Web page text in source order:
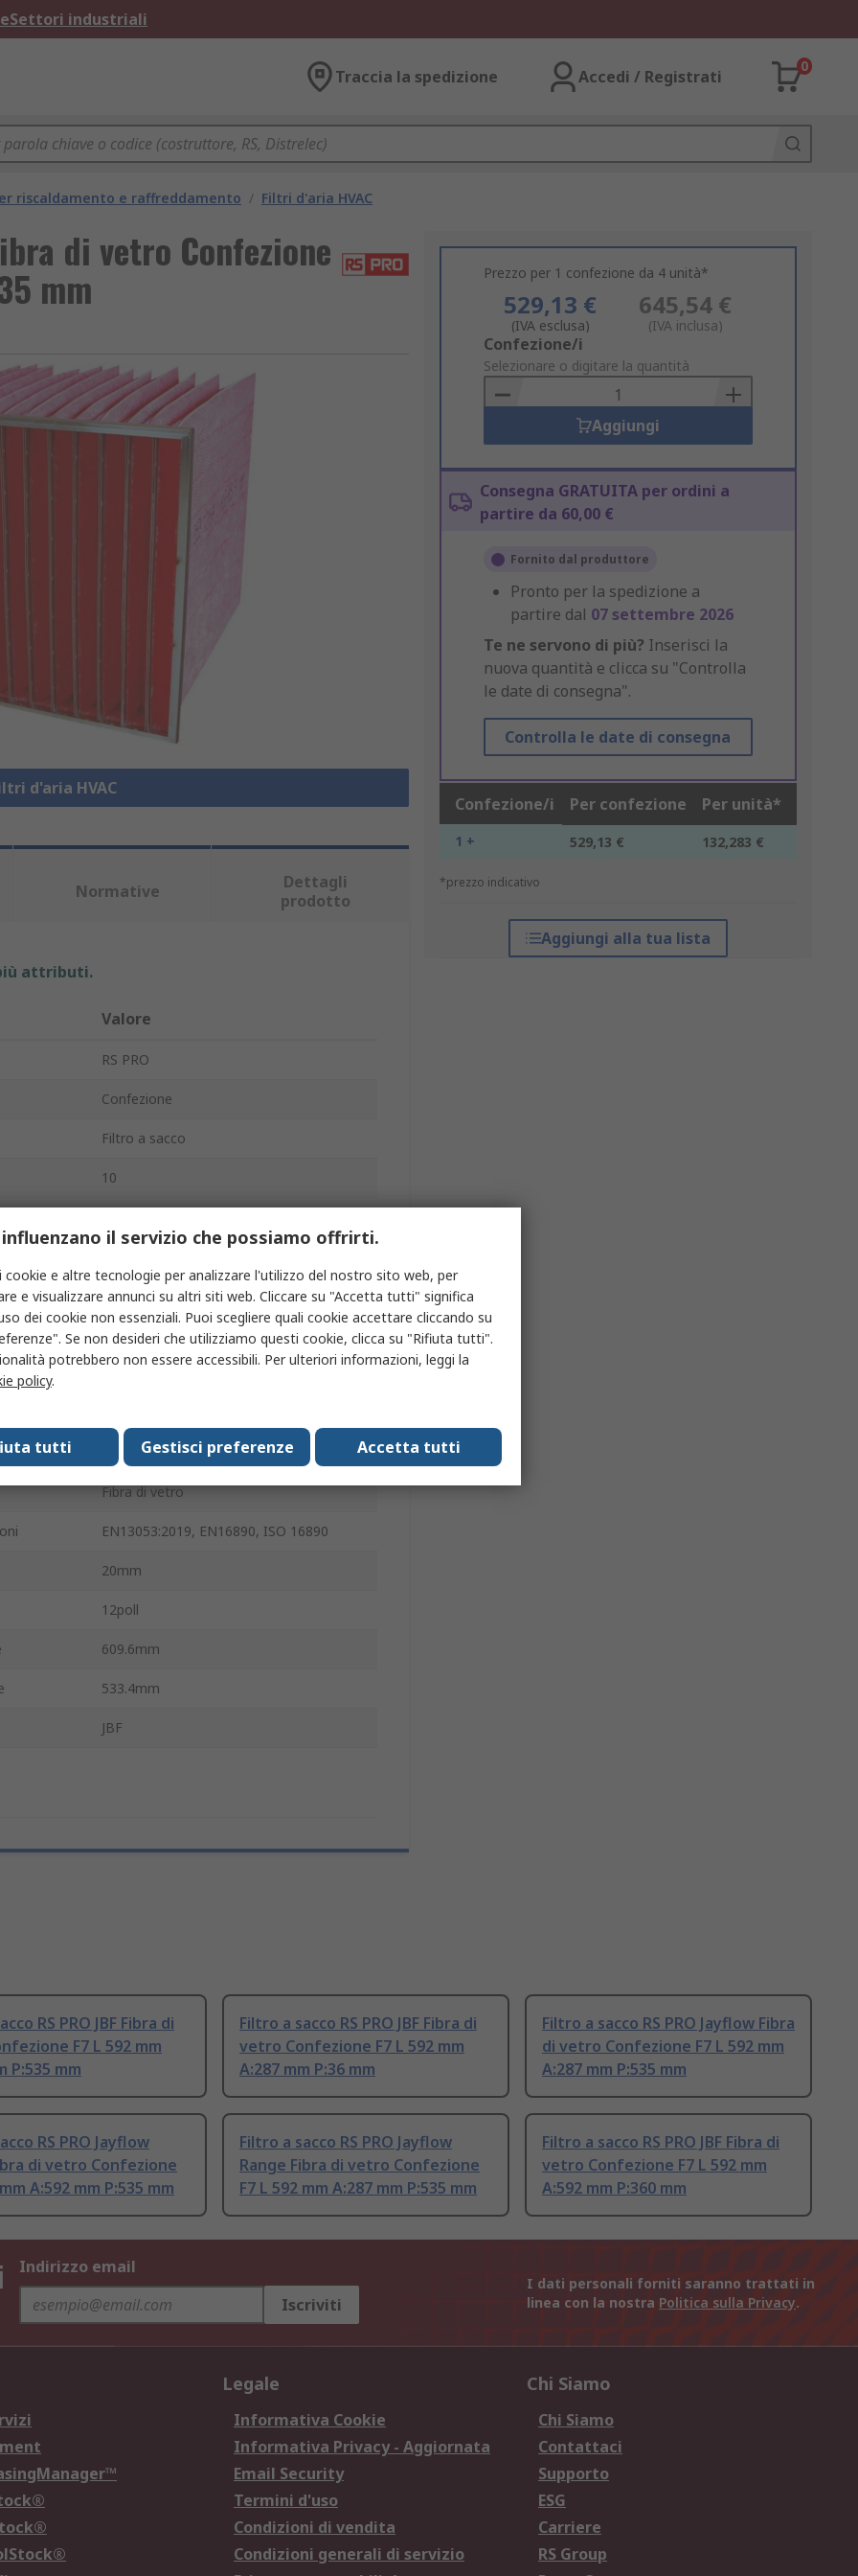
Settori industriali
Traccia la spedizione Accedi / Registrati
0
riscaldamento e raffreddamento / Filtri d'aria HVAC
di vetro Confezione
mm
d'aria HVAC
Prezzo per 1 confezione da 4 unità*
529,13 €
(IVA esclusa)
645,54 €
(IVA inclusa)
Add
to
Basket
Confezione/i
Selezionare o digitare la quantità
Aggiungi
Consegna GRATUITA per ordini a
partire da 60,00 €
Fornito dal produttore
Pronto per la spedizione a
partire dal 07 settembre 2026
Te ne servono di più? Inserisci la
nuova quantità e clicca su "Controlla
le date di consegna".
Controlla le date di consegna
Confezione/i Per confezione Per unità*
1 + 529,13 € 132,283 €
*prezzo indicativo
Aggiungi alla tua lista
Normative
Dettagli
prodotto
attributi.
Valore
RS PRO
Confezione
Filtro a sacco
10
100Pa
592mm
finale
535mm
Fibra di vetro
EN13053:2019, EN16890, ISO 16890
20mm
12poll
609.6mm
533.4mm
JBF
RS PRO JBF Fibra di
F7 L 592 mm
P:535 mm
Filtro a sacco RS PRO JBF Fibra di
vetro Confezione F7 L 592 mm
A:287 mm P:36 mm
Filtro a sacco RS PRO Jayflow Fibra
di vetro Confezione F7 L 592 mm
A:287 mm P:535 mm
RS PRO Jayflow
di vetro Confezione
A:592 mm P:535 mm
Filtro a sacco RS PRO Jayflow
Range Fibra di vetro Confezione
F7 L 592 mm A:287 mm P:535 mm
Filtro a sacco RS PRO JBF Fibra di
vetro Confezione F7 L 592 mm
A:592 mm P:360 mm
Indirizzo email
Iscriviti
I dati personali forniti saranno trattati in
linea con la nostra Politica sulla Privacy.
Legale
Informativa Cookie
Informativa Privacy - Aggiornata
Email Security
Termini d'uso
Condizioni di vendita
Condizioni generali di servizio
Chi Siamo
Chi Siamo
Contattaci
Supporto
ESG
Carriere
RS Group
il servizio che possiamo offrirti.
cookie e altre tecnologie per analizzare l'utilizzo del nostro sito web, per
e visualizzare annunci su altri siti web. Cliccare su "Accetta tutti" significa
dei cookie non essenziali. Puoi scegliere quali cookie accettare cliccando su
Se non desideri che utilizziamo questi cookie, clicca su "Rifiuta tutti".
potrebbero non essere accessibili. Per ulteriori informazioni, leggi la
policy.
Accetta tutti
Gestisci preferenze
tutti